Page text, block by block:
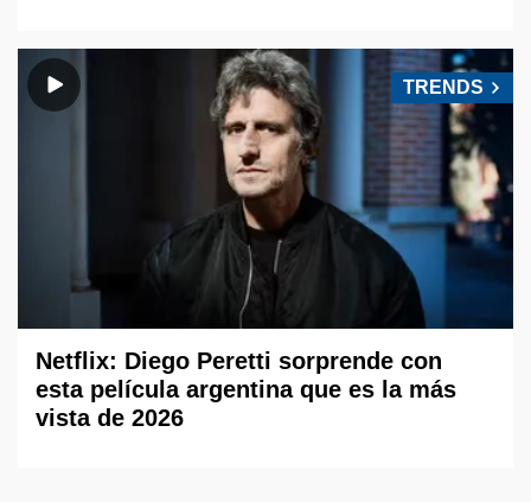
TRENDS
Netflix: Diego Peretti sorprende con
esta película argentina que es la más
vista de 2026